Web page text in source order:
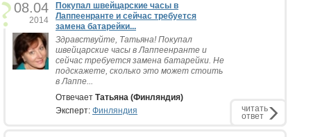
08.04
2014
Покупал швейцарские часы в
Лаппеенранте и сейчас требуется
замена батарейки...
Здравствуйте, Татьяна! Покупал
швейцарские часы в Лаппеенранте и
сейчас требуется замена батарейки. Не
подскажете, сколько это может стоить
в Лаппе...
Отвечает Татьяна (Финляндия)
Эксперт: Финляндия читать
ответ